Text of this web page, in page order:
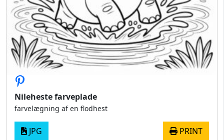
Nileheste farveplade
farvelægning af en flodhest
JPG PRINT